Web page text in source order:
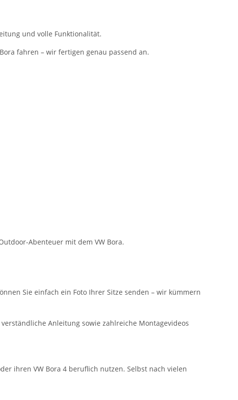
und volle Funktionalität.
fahren – wir fertigen genau passend an.
Abenteuer mit dem VW Bora.
Sie einfach ein Foto Ihrer Sitze senden – wir kümmern
Anleitung sowie zahlreiche Montagevideos
ihren VW Bora 4 beruflich nutzen. Selbst nach vielen